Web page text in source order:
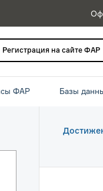
Регистрация на сайте ФАР
ФАР Базы